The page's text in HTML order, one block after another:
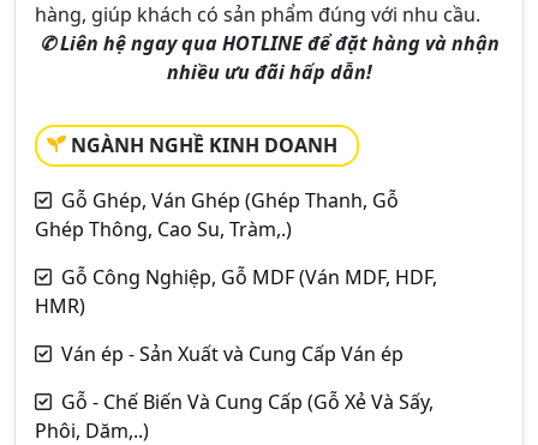
hàng, giúp khách có sản phẩm đúng với nhu cầu.
✆ Liên hệ ngay qua HOTLINE để đặt hàng và nhận
nhiều ưu đãi hấp dẫn!
NGÀNH NGHỀ KINH DOANH
Gỗ Ghép, Ván Ghép (Ghép Thanh, Gỗ
Ghép Thông, Cao Su, Tràm,.)
Gỗ Công Nghiệp, Gỗ MDF (Ván MDF, HDF,
HMR)
Ván ép - Sản Xuất và Cung Cấp Ván ép
Gỗ - Chế Biến Và Cung Cấp (Gỗ Xẻ Và Sấy,
Phôi, Dăm,..)